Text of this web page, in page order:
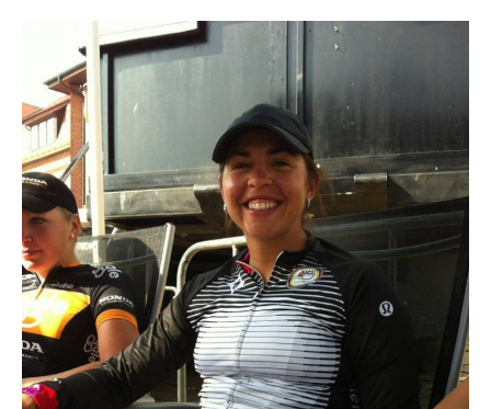
Actualités
Technologies
Tests de produits